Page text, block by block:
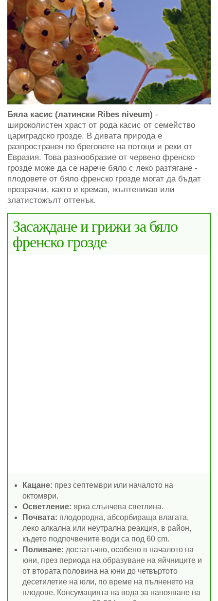
Бяла касис (латински Ribes niveum) -
широколистен храст от рода касис от семейство
цариградско грозде. В дивата природа е
разпространен по бреговете на потоци и реки от
Евразия. Това разнообразие от червено френско
грозде може да се нарече бяло с леко разтягане -
плодовете от бяло френско грозде могат да бъдат
прозрачни, както и кремав, жълтеникав или
златистожълт оттенък.
Засаждане и грижи за бяло
френско грозде
Кацане: през септември или началото на
октомври.
Осветление: ярка слънчева светлина.
Почвата: плодородна, абсорбираща влагата,
леко алкална или неутрална реакция, в район,
където подпочвените води са под 60 cm.
Поливане: достатъчно, особено в началото на
юни, през периода на образуване на яйчниците и
от втората половина на юни до четвъртото
десетилетие на юли, по време на пълненето на
плодове. Консумацията на вода за напояване на